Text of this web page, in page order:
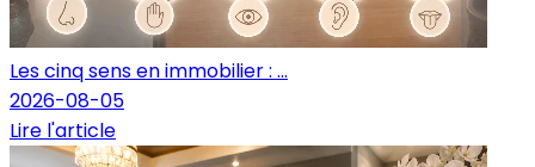
Les cinq sens en immobilier : ...
2026-08-05
Lire l'article